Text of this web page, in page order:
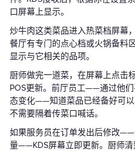
口屏幕上显示。
炒牛肉这类菜品进入热菜档屏幕
餐厅有专门的点心档或火锅备料
显示与它相关的品项。
厨师做完一道菜，在屏幕上点击
POS更新。前厅员工——通过他
态变化——知道菜品已经备好可以
不需要隔着传菜口喊话。
如果服务员在订单发出后修改
量——KDS屏幕立即更新。厨师